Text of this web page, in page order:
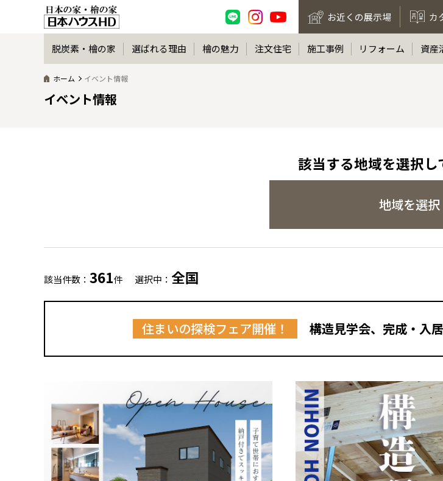
お近くの展示場 カ
脱炭素・檜の家 選ばれる理由 檜の魅力 注文住宅 施工事例 リフォーム 資産
ホーム イベント情報
イベント情報
該当する地域を選択し
地域を選択
該当件数： 361件 選択中： 全国
住まいの探検フェア開催！ 構造見学会、完成・入
全国の展示場
お近くのイベント